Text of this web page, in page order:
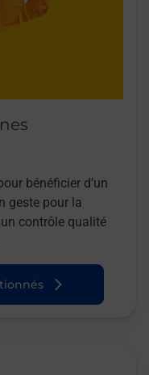
bénéficier d’un
geste pour la
contrôle qualité